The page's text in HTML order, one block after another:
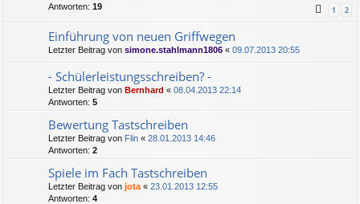
Antworten: 19 1 2
Einführung von neuen Griffwegen
Letzter Beitrag von simone.stahlmann1806 « 09.07.2013 20:55
- Schülerleistungsschreiben? -
Letzter Beitrag von Bernhard « 08.04.2013 22:14
Antworten: 5
Bewertung Tastschreiben
Letzter Beitrag von Flin « 28.01.2013 14:46
Antworten: 2
Spiele im Fach Tastschreiben
Letzter Beitrag von jota « 23.01.2013 12:55
Antworten: 4